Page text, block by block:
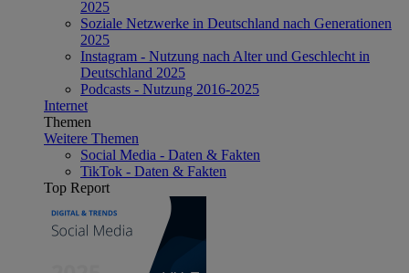
2025
Soziale Netzwerke in Deutschland nach Generationen
2025
Instagram - Nutzung nach Alter und Geschlecht in
Deutschland 2025
Podcasts - Nutzung 2016-2025
Internet
Themen
Weitere Themen
Social Media - Daten & Fakten
TikTok - Daten & Fakten
Top Report